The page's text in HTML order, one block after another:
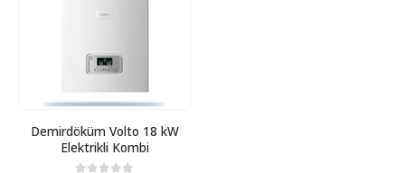
Demirdöküm Volto 18 kW
Elektrikli Kombi